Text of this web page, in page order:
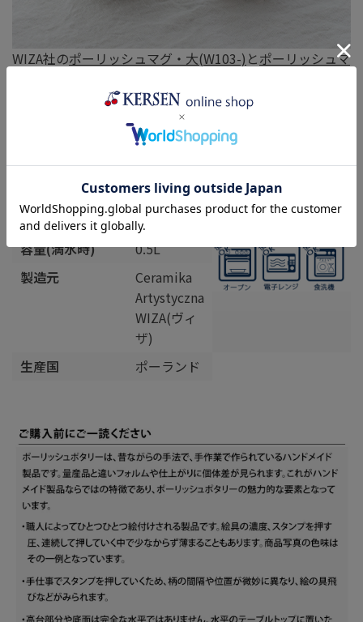
WIZA社のポーリッシュマグ・大(W103-) とポーリッシュマ
っているのも可愛いですね。
※参考画像は青色のカモミール柄(-25D)です。
商品詳細
飲み口の直径
9cm
高さ
9.5cm
容量(満水時)
0.5L
製造元
Ceramika
Artystyczna
WIZA(ヴィ
ザ)
生産国
ポーランド